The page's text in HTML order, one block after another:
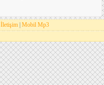
İletişim Mobil Mp3